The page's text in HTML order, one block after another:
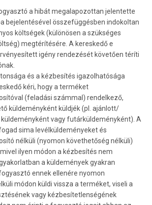
a hibát megalapozottan jelentette
bejelentésével összefüggésben indokoltan
költségek (különösen a szükséges
megtérítésére. A kereskedő e
igény rendezését követően téríti
és a kézbesítés igazolhatósága
kéri, hogy a terméket
(feladási számmal) rendelkező,
küldeményként küldjék (pl. ajánlott/
vagy futárküldeményként). A
sima levélküldeményeket és
nélküli (nyomon követhetőség nélküli)
ilyen módon a kézbesítés nem
a küldemények gyakran
ennek ellenére nyomon
módon küldi vissza a terméket, viseli a
vagy kézbesítetlenségének